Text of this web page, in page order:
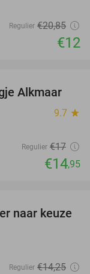
Regulier €20,85
€12
12%
Alkmaar
9.7 star
Regulier €17
€14,95
19%
naar keuze
Regulier €14,25